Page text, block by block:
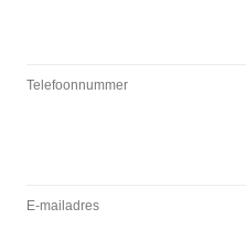
Telefoonnummer
E-mailadres